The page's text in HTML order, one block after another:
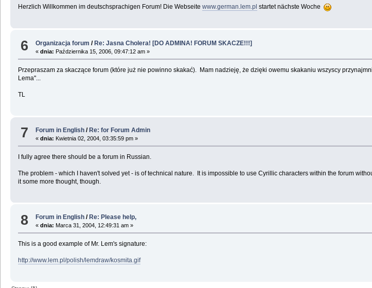
Herzlich Willkommen im deutschsprachigen Forum! Die Webseite www.german.lem.pl startet nächste Woche
6 Organizacja forum /Re: Jasna Cholera! [DO ADMINA! FORUM SKACZE!!!]
«dnia: Października 15, 2006, 09:47:12 am »
Przepraszam za skaczące forum (które już nie powinno skakać). Mam nadzieję, że dzięki owemu skakaniu wszyscy
Lema"...
TL
7 Forum in English / Re: for Forum Admin
«dnia: Kwietnia 02, 2004, 03:35:59 pm »
I fully agree there should be a forum in Russian.
The problem - which I haven't solved yet - is of technical nature. It is impossible to use Cyrillic characters within the forum
it some more thought, though.
8 Forum in English / Re: Please help,
«dnia: Marca 31, 2004, 12:49:31 am »
This is a good example of Mr. Lem's signature:
http://www.lem.pl/polish/lemdraw/kosmita.gif